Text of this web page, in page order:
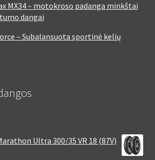
MX34 – motokroso padanga minkštai
dangai
– Subalansuota sportinė kelių
Ultra 300/35 VR 18 (87V)